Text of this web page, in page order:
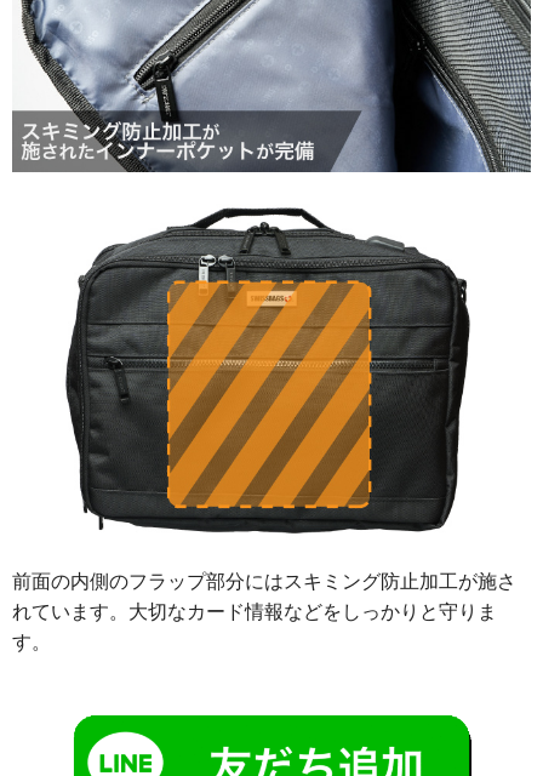
前面の内側のフラップ部分にはスキミング防止加工が施さ
れています。 大切なカード情報などをしっかりと守りま
す。